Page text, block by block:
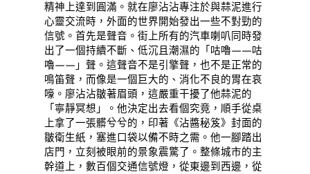
精神上達到圓滿。就在廖沾沾專注於與蒜泥進行
心靈交流時，外面的世界開始發出一些不對勁的
信號。首先是聲音。街上所有的汽車喇叭同時發
出了一個持續不斷、低沉且潮濕的「咕嚕——咕
嚕——」聲。這聲音不是引擎聲，也不是正常的
鳴笛聲，而像是一個巨大的、消化不良的胃在哀
嚎。廖沾沾皺著眉頭，這嚴重干擾了他蒜泥的
「寧靜冥想」。他決定出去看個究竟，順手從桌
上拿了一張髒兮兮的，印著《沾醬秘笈》封面的
皺衛生紙，塞進口袋以備不時之需。他一腳踏出
店門，立刻被眼前的景象震驚了。整條城市的主
幹道上，數百個交通信號燈，從東邊到西邊，從